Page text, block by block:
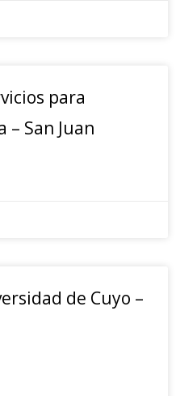
para
– San Juan
de Cuyo –